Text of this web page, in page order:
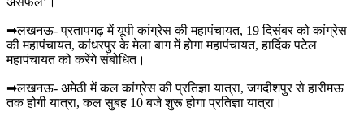
➡लखनऊ- प्रतापगढ़ में यूपी कांग्रेस की महापंचायत, 19 दिसंबर को कांग्रेस
की महापंचायत, कांधरपुर के मेला बाग में होगा महापंचायत, हार्दिक पटेल
महापंचायत को करेंगे संबोधित।
➡लखनऊ- अमेठी में कल कांग्रेस की प्रतिज्ञा यात्रा, जगदीशपुर से हारीमऊ
तक होगी यात्रा, कल सुबह 10 बजे शुरू होगा प्रतिज्ञा यात्रा।